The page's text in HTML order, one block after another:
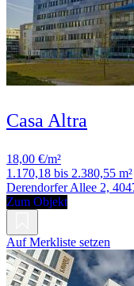
Casa Altra
18,00 €/m²
1.170,18 bis 2.380,55 m²
Derendorfer Allee 2,
Zum Objekt
Auf Merkliste setzen